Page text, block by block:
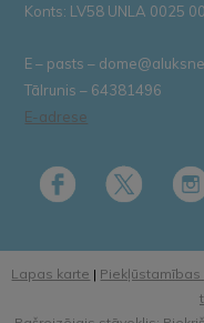
Konts: LV58 UNLA 0025
E – pasts –
Tālrunis – 64381496
E-adrese
Lapas karte |